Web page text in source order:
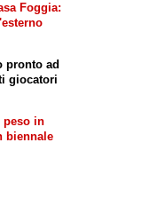
Foggia:
pronto ad
giocatori
peso in
biennale